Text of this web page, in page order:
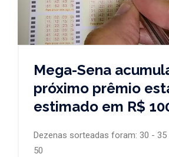
Mega-Sena
próximo prêmio
estimado em R$
Dezenas sorteadas foram: 30 -
50